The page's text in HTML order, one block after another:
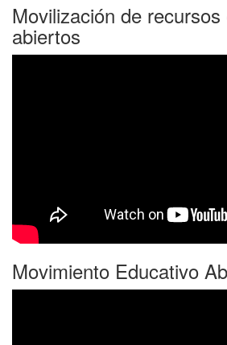
Movilización de
abiertos
Movimiento Educativo